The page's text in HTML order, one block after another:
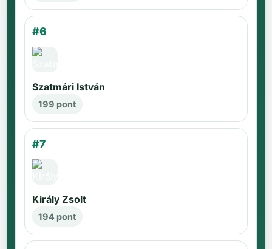
#6
Szatmári István
199 pont
#7
Király Zsolt
194 pont